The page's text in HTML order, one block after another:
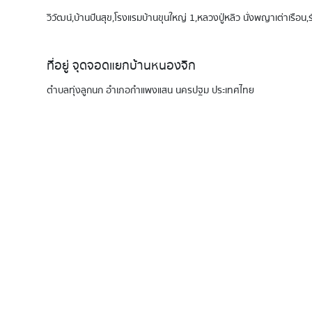
วิวัฒน์,บ้านปันสุข,โรงแรมบ้านขุนใหญ่ 1,หลวงปู่หลิว นั่งพญาเต่าเรือน
ที่อยู่ จุดจอดแยกบ้านหนองจิก
ตำบลทุ่งลูกนก อำเภอกำแพงแสน นครปฐม ประเทศไทย